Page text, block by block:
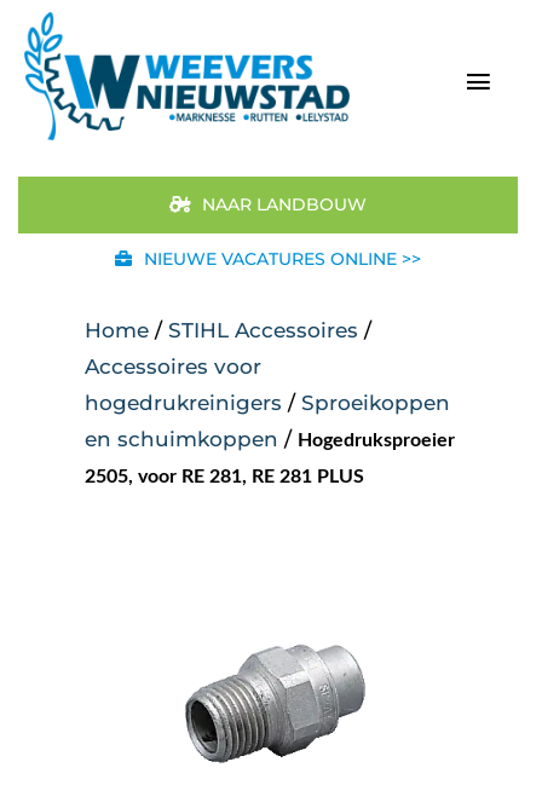
naar
inhoud
Aanbod
STIHL
Occasions
Over ons
Vacatures
NAAR LANDBOUW
NIEUWE VACATURES ONLINE >>
Home / STIHL Accessoires /
Accessoires voor
hogedrukreinigers / Sproeikoppen
en schuimkoppen / Hogedruksproeier
2505, voor RE 281, RE 281 PLUS